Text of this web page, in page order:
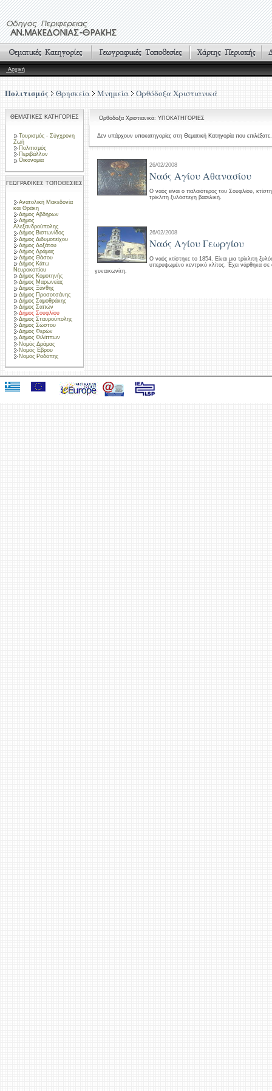
Αρχική
Πολιτισμός Θρησκεία Μνημεία Ορθόδοξα Χριστιανικά
ΘΕΜΑΤΙΚΕΣ ΚΑΤΗΓΟΡΙΕΣ
Τουρισμός - Σύγχρονη
Ζωή
Πολιτισμός
Περιβάλλον
Οικονομία
ΓΕΩΓΡΑΦΙΚΕΣ ΤΟΠΟΘΕΣΙΕΣ
Ανατολική Μακεδονία
και Θράκη
Δήμος Αβδήρων
Δήμος
Αλεξανδρούπολης
Δήμος Βιστωνίδος
Δήμος Διδυμοτείχου
Δήμος Δοξάτου
Δήμος Δράμας
Δήμος Θάσου
Δήμος Κάτω
Νευροκοπίου
Δήμος Κομοτηνής
Δήμος Μαρωνείας
Δήμος Ξάνθης
Δήμος Προσοτσάνης
Δήμος Σαμοθράκης
Δήμος Σαπών
Δήμος Σουφλίου
Δήμος Σταυρούπολης
Δήμος Σώστου
Δήμος Φερών
Δήμος Φιλίππων
Νομός Δράμας
Νομός Έβρου
Νομός Ροδόπης
Ορθόδοξα Χριστιανικά: ΥΠΟΚΑΤΗΓΟΡΙΕΣ
Δεν υπάρχουν υποκατηγορίες στη Θεματική Κατηγορία που επιλέξατε.
26/02/2008
Ναός Αγίου Αθανασίου
Ο ναός είναι ο παλαιότερος του Σουφλίου,
τρίκλιτη ξυλόστεγη βασιλική.
26/02/2008
Ναός Αγίου Γεωργίου
Ο ναός κτίστηκε το 1854. Είναι μια τρίκλιτη
υπερυψωμένο κεντρικό κλίτος. Έχει νάρθηκα
γυναικωνίτη.